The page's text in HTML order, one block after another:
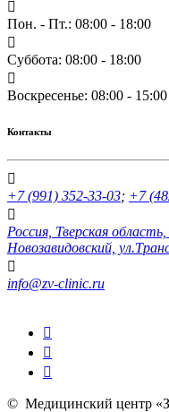
Пон. - Пт.: 08:00 - 18:00
Суббота: 08:00 - 18:00
Воскресенье: 08:00 - 15:00
Контакты
+7 (991) 352-33-03; +7
Россия, Тверская
Новозавидовский,
info@zv-clinic.ru
© Медицинский центр